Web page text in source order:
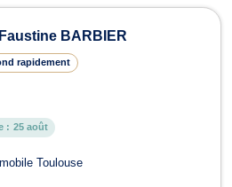
BARBIER
rapidement
: 25 août
Toulouse